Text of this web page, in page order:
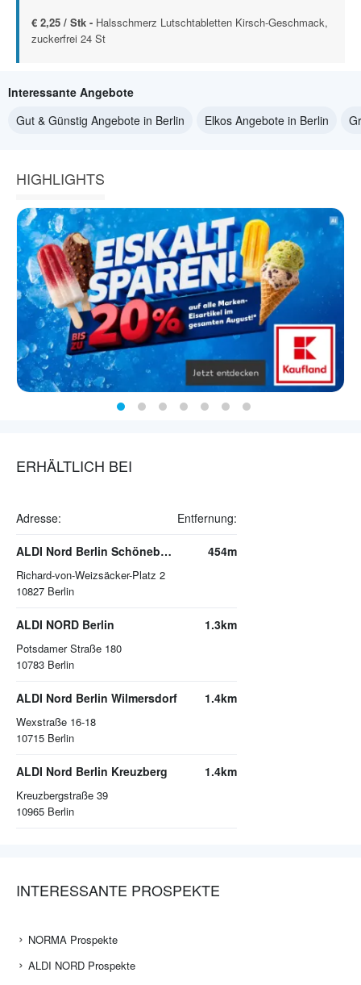
€ 2,25 / Stk - Halsschmerz Lutschtabletten Kirsch-Geschmack,
zuckerfrei 24 St
Interessante Angebote
Gut & Günstig Angebote in Berlin
Elkos Angebote in Berlin
HIGHLIGHTS
ERHÄLTLICH BEI
Adresse: Entfernung:
ALDI Nord Berlin Schöneberg
Richard-von-Weizsäcker-Platz 2
10827 Berlin
454m
ALDI NORD Berlin
Potsdamer Straße 180
10783 Berlin
1.3km
ALDI Nord Berlin Wilmersdorf
Wexstraße 16-18
10715 Berlin
1.4km
ALDI Nord Berlin Kreuzberg
Kreuzbergstraße 39
10965 Berlin
1.4km
INTERESSANTE PROSPEKTE
NORMA Prospekte
ALDI NORD Prospekte